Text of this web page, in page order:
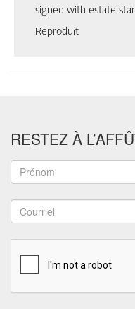
signed with estate
Reproduit
RESTEZ À